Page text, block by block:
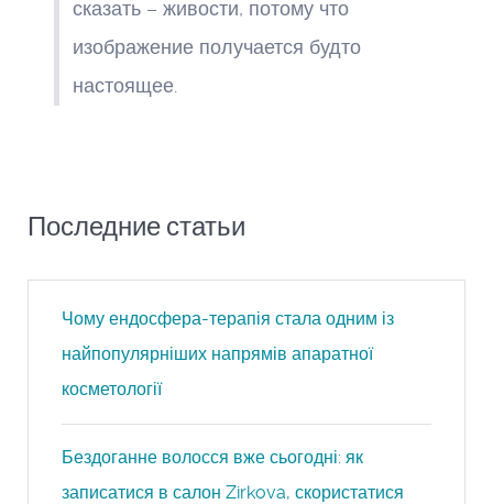
сказать – живости, потому что
изображение получается будто
настоящее.
Последние статьи
Чому ендосфера-терапія стала одним із
найпопулярніших напрямів апаратної
косметології
Бездоганне волосся вже сьогодні: як
записатися в салон Zirkova, скористатися